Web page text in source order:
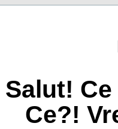
Salut!
Ce?!